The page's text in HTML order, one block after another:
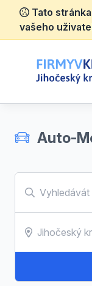
Tato
vašeho
Auto-